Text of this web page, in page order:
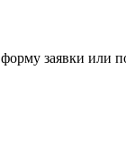
заявки или